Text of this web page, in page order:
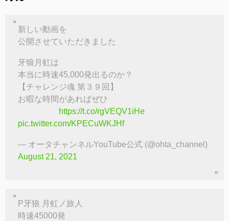
新しい動画を
公開させていただきました
牙狼月虹は
本当に時速45,000発出るのか？
【チャレンジ魂 第３９回】
お暇な時間があればぜひ
https://t.co/rgVEQV1iHe
pic.twitter.com/KPECuWKJHf
— オータチャンネルYouTube公式 (@ohta_channel)
August 21, 2021
P牙狼 月虹ノ旅人
時速45000発